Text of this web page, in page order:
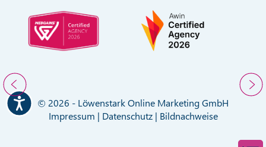
© 2026 - Löwenstark Online Marketing GmbH
Impressum | Datenschutz| Bildnachweise